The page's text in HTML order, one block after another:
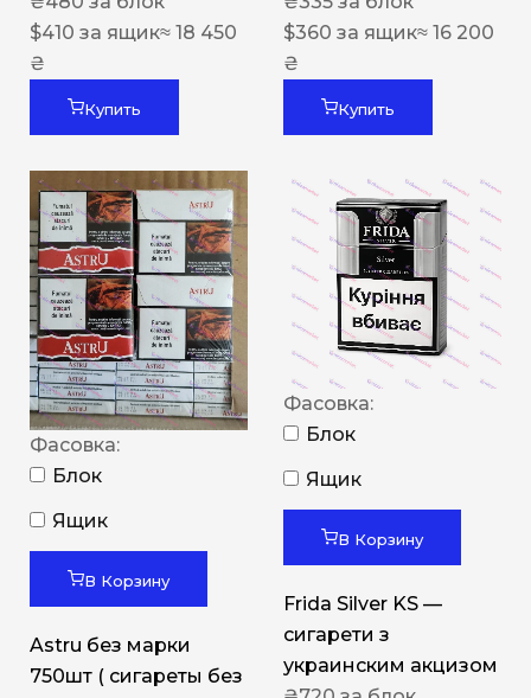
$410 за ящик≈ 18 450
₴
Купить
$360 за ящик≈ 16 200
₴
Купить
Фасовка:
Блок
Ящик
В Корзину
Astru без марки
750шт ( сигареты без
Фасовка:
Блок
Ящик
В Корзину
Frida Silver KS —
сигарети з
украинским акцизом